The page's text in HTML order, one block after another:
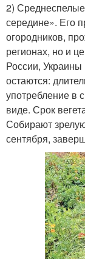
2) Среднеспелые
середине». Его
огородников,
регионах, но и
России,
остаются:
употребление в
виде. Срок
Собирают
сентября,